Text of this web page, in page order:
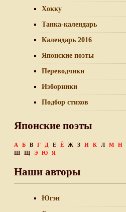
Хокку
Танка-календарь
Календарь 2016
Японские поэты
Переводчики
Изборники
Подбор стихов
Японские поэты
А Б В Г Д Е Ё Ж З И К Л М Н
Ш
Щ Э Ю Я
Наши авторы
Югэн